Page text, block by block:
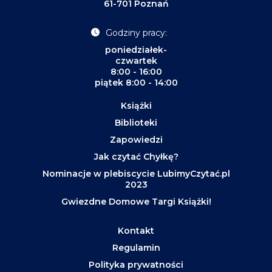
61-701 Poznań
Godziny pracy:
poniedziałek-
czwartek
8:00 - 16:00
piątek 8:00 - 14:00
Książki
Biblioteki
Zapowiedzi
Jak czytać Chyłkę?
Nominacje w plebiscycie LubimyCzytać.pl
2023
Gwiezdne Domowe Targi Książki!
Kontakt
Regulamin
Polityka prywatności